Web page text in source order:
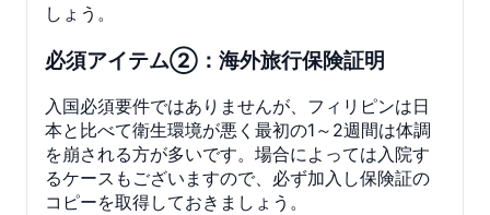
しょう。
必須アイテム②：海外旅行保険証明
入国必須要件ではありませんが、フィリピンは日
本と比べて衛生環境が悪く最初の1～2週間は体調
を崩される方が多いです。場合によっては入院す
るケースもございますので、必ず加入し保険証の
コピーを取得しておきましょう。